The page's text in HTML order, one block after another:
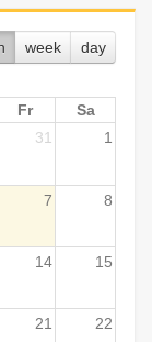
week day
Fr
Sa
31 1
7 8
14 15
21 22